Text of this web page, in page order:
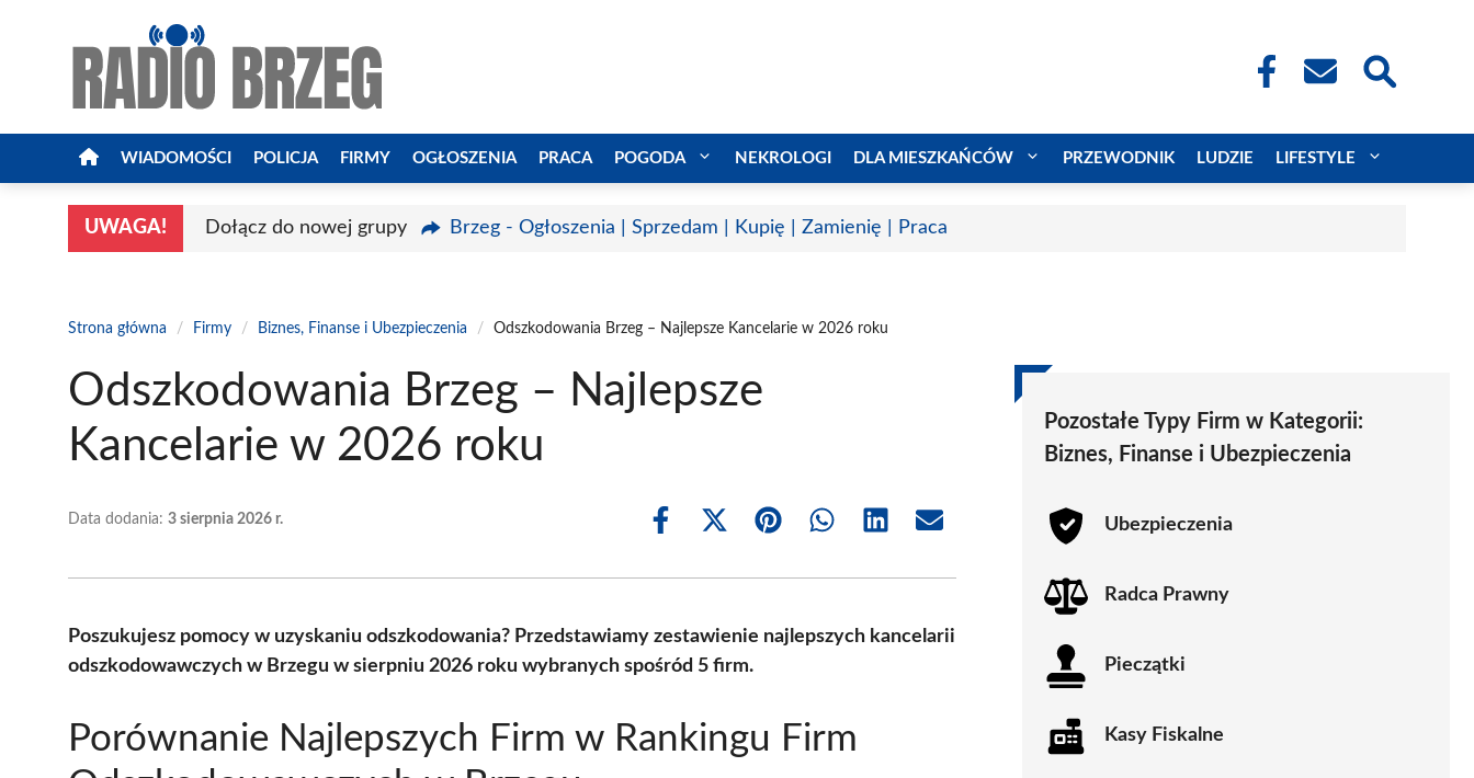
WIADOMOŚCI POLICJA FIRMY OGŁOSZENIA PRACA POGODA NEKROLOGI DLA MIESZKAŃCÓW PRZEWODNIK LUDZIE LIFESTYLE
UWAGA! Dołącz do nowej grupy Brzeg - Ogłoszenia | Sprzedam | Kupię | Zamienię | Praca
Strona główna / Firmy / Biznes, Finanse i Ubezpieczenia / Odszkodowania Brzeg – Najlepsze Kancelarie w 2026 roku
Odszkodowania Brzeg – Najlepsze
Kancelarie w 2026 roku
Data dodania: 3 sierpnia 2026 r.
Share
Share
(Twitter)
Share Share Share Share
Poszukujesz pomocy w uzyskaniu odszkodowania? Przedstawiamy zestawienie najlepszych kancelarii
odszkodowawczych w Brzegu w sierpniu 2026 roku wybranych spośród 5 firm.
Porównanie Najlepszych Firm w Rankingu Firm
Pozostałe Typy Firm w Kategorii:
Biznes, Finanse i Ubezpieczenia
Ubezpieczenia
Radca Prawny
Pieczątki
Kasy Fiskalne